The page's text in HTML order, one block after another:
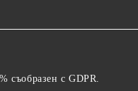
съобразен с GDPR.